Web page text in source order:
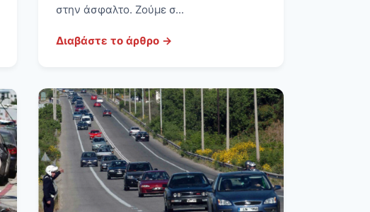
στην άσφαλτο. Ζούμε σ...
Διαβάστε το άρθρο →